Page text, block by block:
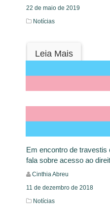
22 de maio de 2019
Notícias
Leia Mais
Em encontro de travestis
fala sobre acesso ao
Cinthia Abreu
11 de dezembro de 2018
Notícias